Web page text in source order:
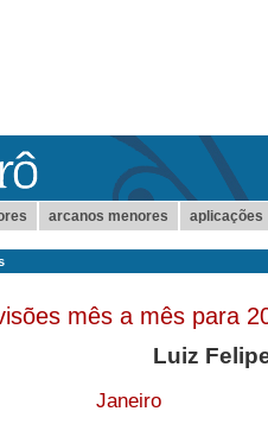
arcanos menores aplicações
mês a mês para
Luiz
Janeiro